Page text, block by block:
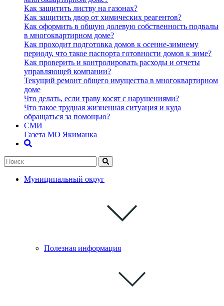
Как защитить листву на газонах?
Как защитить двор от химических реагентов?
Как оформить в общую долевую собственность подвалы
в многоквартирном доме?
Как проходит подготовка домов к осенне-зимнему
периоду, что такое паспорта готовности домов к зиме?
Как проверить и контролировать расходы и отчеты
управляющей компании?
Текущий ремонт общего имущества в многоквартирном
доме
Что делать, если траву косят с нарушениями?
Что такое трудная жизненная ситуация и куда
обращаться за помощью?
СМИ
Газета МО Якиманка
Муниципальный округ
Полезная информация